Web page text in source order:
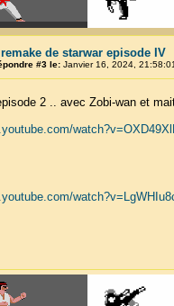
de starwar episode IV
#3 le:Janvier 16, 2024,
2 .. avec Zobi-wan et